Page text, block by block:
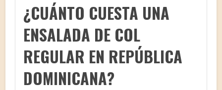
¿CUÁNTO CUESTA UNA
ENSALADA DE COL
REGULAR EN REPÚBLICA
DOMINICANA?